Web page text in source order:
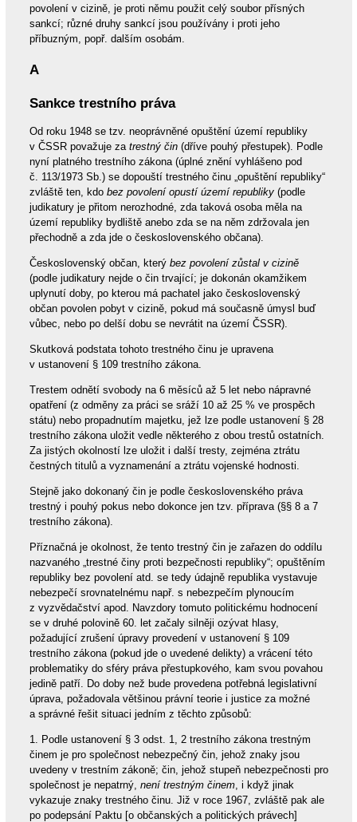
povolení v cizině, je proti němu použit celý soubor přísných
sankcí; různé druhy sankcí jsou používány i proti jeho
příbuzným, popř. dalším osobám.
A
Sankce trestního práva
Od roku 1948 se tzv. neoprávněné opuštění území republiky
v ČSSR považuje za trestný čin(dříve pouhý přestupek). Podle
nyní platného trestního zákona (úplné znění vyhlášeno pod
č. 113/1973 Sb.) se dopouští trestného činu „opuštění republiky“
zvláště ten, kdo bez povolení opustí území republiky(podle
judikatury je přitom nerozhodné, zda taková osoba měla na
území republiky bydliště anebo zda se na něm zdržovala jen
přechodně a zda jde o československého občana).
Československý občan, který bez povolení zůstal v cizině
(podle judikatury nejde o čin trvající; je dokonán okamžikem
uplynutí doby, po kterou má pachatel jako československý
občan povolen pobyt v cizině, pokud má současně úmysl buď
vůbec, nebo po delší dobu se nevrátit na území ČSSR).
Skutková podstata tohoto trestného činu je upravena
v ustanovení § 109 trestního zákona.
Trestem odnětí svobody na 6 měsíců až 5 let nebo nápravné
opatření (z odměny za práci se sráží 10 až 25 % ve prospěch
státu) nebo propadnutím majetku, jež lze podle ustanovení § 28
trestního zákona uložit vedle některého z obou trestů ostatních.
Za jistých okolností lze uložit i další tresty, zejména ztrátu
čestných titulů a vyznamenání a ztrátu vojenské hodnosti.
Stejně jako dokonaný čin je podle československého práva
trestný i pouhý pokus nebo dokonce jen tzv. příprava (§§ 8 a 7
trestního zákona).
Příznačná je okolnost, že tento trestný čin je zařazen do oddílu
nazvaného „trestné činy proti bezpečnosti republiky“; opuštěním
republiky bez povolení atd. se tedy údajně republika vystavuje
nebezpečí srovnatelnému např. s nebezpečím plynoucím
z vyzvědačství apod. Navzdory tomuto politickému hodnocení
se v druhé polovině 60. let začaly silněji ozývat hlasy,
požadující zrušení úpravy provedení v ustanovení § 109
trestního zákona (pokud jde o uvedené delikty) a vrácení této
problematiky do sféry práva přestupkového, kam svou povahou
jedině patří. Do doby než bude provedena potřebná legislativní
úprava, požadovala většinou právní teorie i justice za možné
a správné řešit situaci jedním z těchto způsobů:
1. Podle ustanovení § 3 odst. 1, 2 trestního zákona trestným
činem je pro společnost nebezpečný čin, jehož znaky jsou
uvedeny v trestním zákoně; čin, jehož stupeň nebezpečnosti pro
společnost je nepatrný, není trestným činem, i když jinak
vykazuje znaky trestného činu. Již v roce 1967, zvláště pak ale
po podepsání Paktu [o občanských a politických právech]